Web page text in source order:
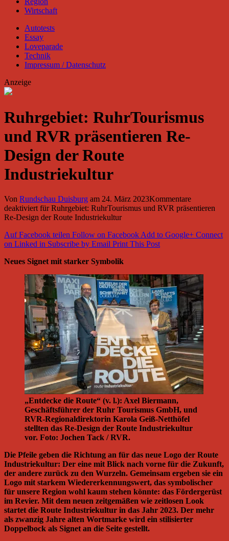
Wirtschaft
Autotests
Essay
Loveparade
Technik
Impressum / Datenschutz
Anzeige
Ruhrgebiet: RuhrTourismus
und RVR präsentieren Re-
Design der Route
Industriekultur
Von Rundschau Duisburg am 24. März 2023Kommentare
deaktiviertfür Ruhrgebiet: RuhrTourismus und RVR präsentieren
Re-Design der Route Industriekultur
Auf Facebook teilen Follow on FacebookAdd to Google+ Connect
on Linked in Subscribe by Email Print This Post
Neues Signet mit starker Symbolik
„Entdecke die Route“ (v. l.): Axel Biermann,
Geschäftsführer der Ruhr Tourismus GmbH, und
RVR-Regionaldirektorin Karola Geiß-Netthöfel
stellten das Re-Design der Route Industriekultur
vor. Foto: Jochen Tack / RVR.
Die Pfeile geben die Richtung an für das neue Logo der Route
Industriekultur: Der eine mit Blick nach vorne für die Zukunft,
der andere zurück zu den Wurzeln. Gemeinsam ergeben sie ein
Logo mit starkem Wiedererkennungswert, das symbolischer
für unsere Region wohl kaum stehen könnte: das Fördergerüst
im Revier. Mit dem neuen zeitgemäßen wie zeitlosen Look
startet die Route Industriekultur in das Jahr 2023. Der mehr
als zwanzig Jahre alten Wortmarke wird ein stilisierter
Doppelbock als Signet an die Seite gestellt.